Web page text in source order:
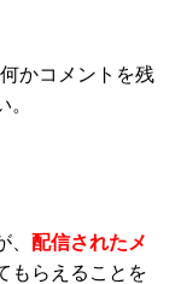
かコメントを残
配信されたメ
もらえることを